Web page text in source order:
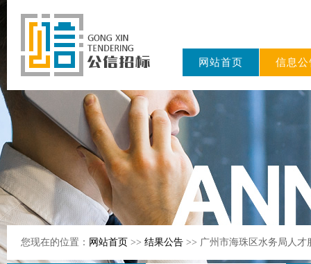
东公信招标
有限公司
网站首页 信息公
您现在的位置： 网站首页 >> 结果公告 >> 广州市海珠区水务局人才